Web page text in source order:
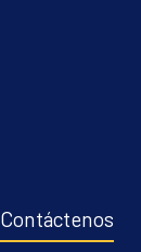
Contáctenos